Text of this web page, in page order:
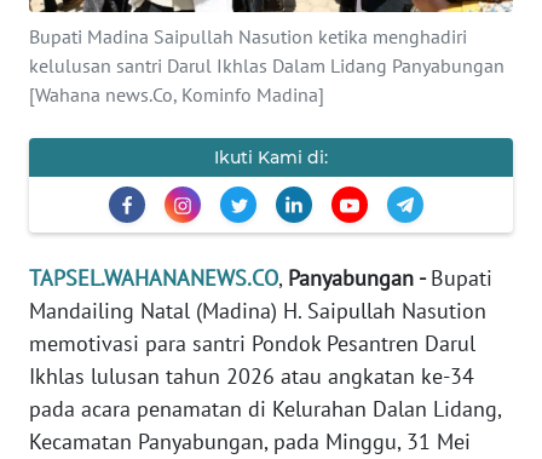
Bupati Madina Saipullah Nasution ketika menghadiri
kelulusan santri Darul Ikhlas Dalam Lidang Panyabungan
[Wahana news.Co, Kominfo Madina]
Ikuti Kami di:
TAPSEL.WAHANANEWS.CO, Panyabungan -Bupati
Mandailing Natal (Madina) H. Saipullah Nasution
memotivasi para santri Pondok Pesantren Darul
Ikhlas lulusan tahun 2026 atau angkatan ke-34
pada acara penamatan di Kelurahan Dalan Lidang,
Kecamatan Panyabungan, pada Minggu, 31 Mei
INFO
IKLAN
TENTANG
PEDOMAN
SIBER
REDAKSI
KARIR